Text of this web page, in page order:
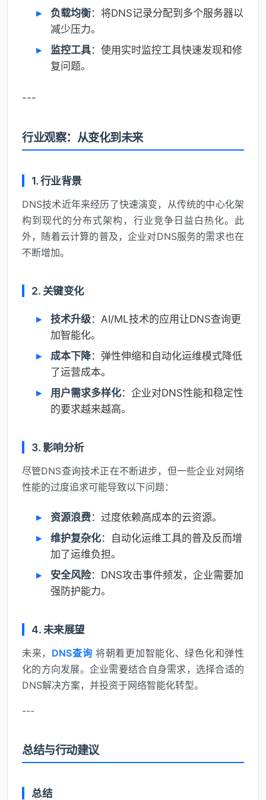
负载均衡：将DNS记录分配到多个服务器以
减少压力。
监控工具：使用实时监控工具快速发现和修
复问题。
---
行业观察：从变化到未来
1. 行业背景
DNS技术近年来经历了快速演变，从传统的中心化架
构到现代的分布式架构，行业竞争日益白热化。此
外，随着云计算的普及，企业对DNS服务的需求也在
不断增加。
2. 关键变化
技术升级：AI/ML技术的应用让DNS查询更
加智能化。
成本下降：弹性伸缩和自动化运维模式降低
了运营成本。
用户需求多样化：企业对DNS性能和稳定性
的要求越来越高。
3. 影响分析
尽管DNS查询技术正在不断进步，但一些企业对网络
性能的过度追求可能导致以下问题：
资源浪费：过度依赖高成本的云资源。
维护复杂化：自动化运维工具的普及反而增
加了运维负担。
安全风险：DNS攻击事件频发，企业需要加
强防护能力。
4. 未来展望
未来， DNS查询 将朝着更加智能化、绿色化和弹性
化的方向发展。企业需要结合自身需求，选择合适的
DNS解决方案，并投资于网络智能化转型。
---
总结与行动建议
总结